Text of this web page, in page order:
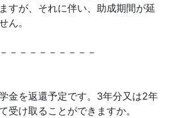
すが、それに伴い、助成期間が延
ん。
－－－－－－－－－
金を返還予定です。3年分又は2年
受け取ることができますか。